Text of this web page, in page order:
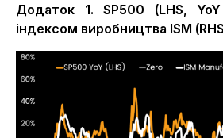
Додаток 1. SP500 (LHS,
індексом виробництва ISM